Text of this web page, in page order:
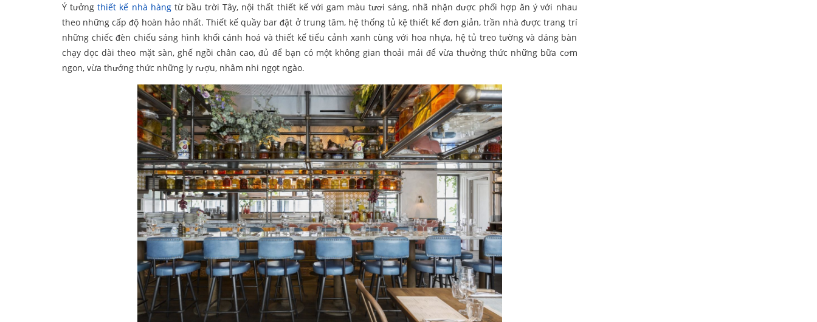
Ý tưởngthiết kế nhà hàngtừ bầu trời Tây, nội thất thiết kế với gam màu tươi sáng, nhã nhặn được phối hợp ăn ý với nhau
theo những cấp độ hoàn hảo nhất. Thiết kế quầy bar đặt ở trung tâm, hệ thống tủ kệ thiết kế đơn giản, trần nhà được trang trí
những chiếc đèn chiếu sáng hình khối cánh hoá và thiết kế tiểu cảnh xanh cùng với hoa nhựa, hệ tủ treo tường và dáng bàn
chạy dọc dài theo mặt sàn, ghế ngồi chân cao, đủ để bạn có một không gian thoải mái để vừa thưởng thức những bữa cơm
ngon, vừa thưởng thức những ly rượu, nhâm nhi ngọt ngào.